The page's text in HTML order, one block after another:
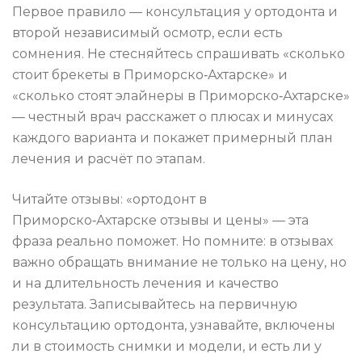
Первое правило — консультация у ортодонта и
второй независимый осмотр, если есть
сомнения. Не стесняйтесь спрашивать «сколько
стоит брекеты в Приморско‑Ахтарске» и
«сколько стоят элайнеры в Приморско‑Ахтарске»
— честный врач расскажет о плюсах и минусах
каждого варианта и покажет примерный план
лечения и расчёт по этапам.
Читайте отзывы: «ортодонт в
Приморско‑Ахтарске отзывы и цены» — эта
фраза реально поможет. Но помните: в отзывах
важно обращать внимание не только на цену, но
и на длительность лечения и качество
результата. Записывайтесь на первичную
консультацию ортодонта, узнавайте, включены
ли в стоимость снимки и модели, и есть ли у